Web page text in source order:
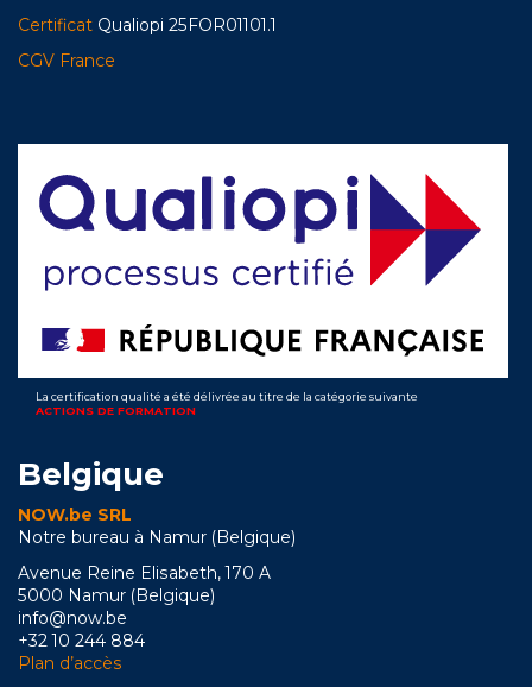
Certificat Qualiopi 25FOR01101.1
CGV France
La certification qualité a été délivrée au titre de la catégorie suivante
ACTIONS DE FORMATION
Belgique
NOW.be SRL
Notre bureau à Namur (Belgique)
Avenue Reine Elisabeth, 170 A
5000 Namur (Belgique)
info@now.be
+32 10 244 884
Plan d’accès